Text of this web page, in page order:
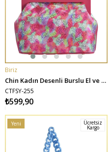
SEPETE EKLE
Biriz
Chin Kadın Desenli Burslu El ve Omuz Çantası - Fuşya
CTFSY-255
₺599,90
Yeni
Ücretsiz
Kargo